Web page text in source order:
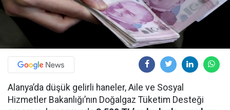
Alanya’da düşük gelirli haneler, Aile ve Sosyal
Hizmetler Bakanlığı’nın Doğalgaz Tüketim Desteği